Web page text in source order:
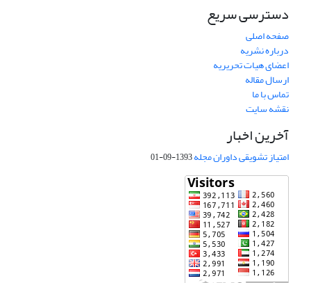
دسترسی سریع
صفحه اصلی
درباره نشریه
اعضای هیات تحریریه
ارسال مقاله
تماس با ما
نقشه سایت
آخرین اخبار
امتیاز تشویقی داوران مجله1393-09-01